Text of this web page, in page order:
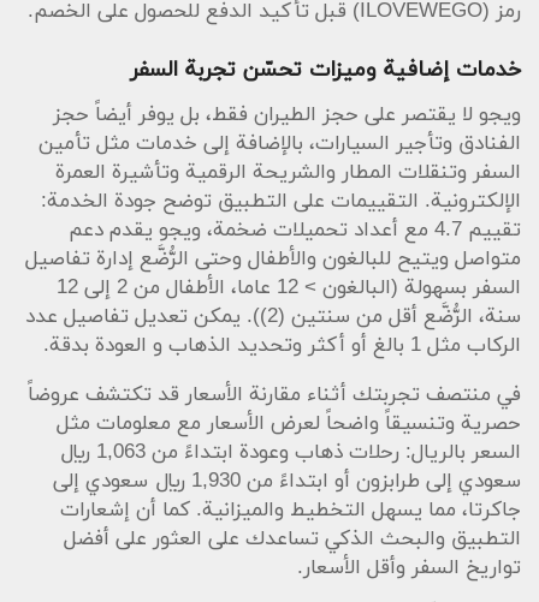
من خلال مصادر موثوقة، ففي بعض الأحيان تجد شراكات أو
حملات ترويجية تربط بين خدمات متعددة لتغيير تجربة
السفر. وللحصول على عروض متنوعة ومقارنة أسرع جرب
البحث من خلال التطبيق أو موقع ويجو واستعن بروابط
متخصصة عند الحاجة مثلبارليناكمرجع لعروض ذات صلة.
استخدام القسائم الذكية مثل كود خصم ويجو رمز
(ILOVEWEGO) يمنحك فرصة لتخفيض تكاليف الرحلات
والفنادق ويجعل من ويجو أداة فعالة للعثور على أفضل
الصفقات وإتمام الحجز بأمان وبخيارات دفع مرنة.
رمز (ILOVEWEGO) قبل تأكيد الدفع للحصول على الخصم.
خدمات إضافية وميزات تحسّن تجربة السفر
ويجو لا يقتصر على حجز الطيران فقط، بل يوفر أيضاً حجز
الفنادق وتأجير السيارات، بالإضافة إلى خدمات مثل تأمين
السفر وتنقلات المطار والشريحة الرقمية وتأشيرة العمرة
الإلكترونية. التقييمات على التطبيق توضح جودة الخدمة:
تقييم 4.7 مع أعداد تحميلات ضخمة، ويجو يقدم دعم
متواصل ويتيح للبالغون والأطفال وحتى الرُّضَّع إدارة تفاصيل
السفر بسهولة (البالغون > 12 عاما، الأطفال من 2 إلى 12
سنة، الرُّضَّع أقل من سنتين (2)). يمكن تعديل تفاصيل عدد
الركاب مثل 1 بالغ أو أكثر وتحديد الذهاب و العودة بدقة.
في منتصف تجربتك أثناء مقارنة الأسعار قد تكتشف عروضاً
حصرية وتنسيقاً واضحاً لعرض الأسعار مع معلومات مثل
السعر بالريال: رحلات ذهاب وعودة ابتداءً من 1,063 ريال
سعودي إلى طرابزون أو ابتداءً من 1,930 ريال سعودي إلى
جاكرتا، مما يسهل التخطيط والميزانية. كما أن إشعارات
التطبيق والبحث الذكي تساعدك على العثور على أفضل
تواريخ السفر وأقل الأسعار.